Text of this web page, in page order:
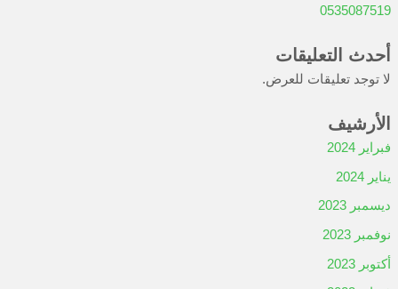
0535087519
أحدث التعليقات
لا توجد تعليقات للعرض.
الأرشيف
فبراير 2024
يناير 2024
ديسمبر 2023
نوفمبر 2023
أكتوبر 2023